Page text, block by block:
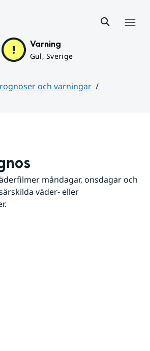
Varning
Gul, Sverige
och varningar
måndagar, onsdagar och
väder- eller